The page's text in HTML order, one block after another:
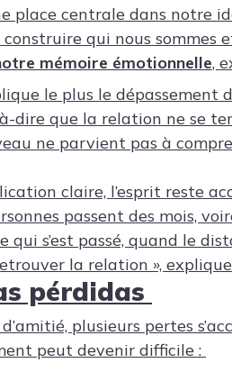
place centrale dans notre
qui nous sommes
mémoire émotionnelle,
le plus le dépassement
à-dire que la relation ne se
ne parvient pas à
claire, l’esprit reste
passent des mois,
s’est passé, quand le
la relation »,
pérdidas
plusieurs pertes
peut devenir difficile :